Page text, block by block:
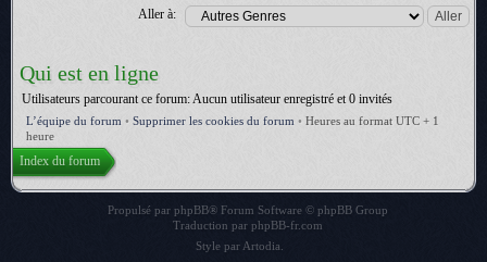
Aller à:
Qui est en ligne
Utilisateurs parcourant ce forum: Aucun utilisateur enregistré et 0 invités
L’équipe du forum • Supprimer les cookies du forum • Heures au format UTC + 1
heure
Index du forum
Propulsé par phpBB® Forum Software © phpBB Group
Traduction par phpBB-fr.com
Style par Artodia